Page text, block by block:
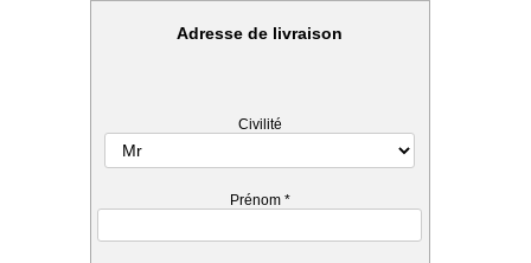
Adresse de livraison
Civilité
Prénom *